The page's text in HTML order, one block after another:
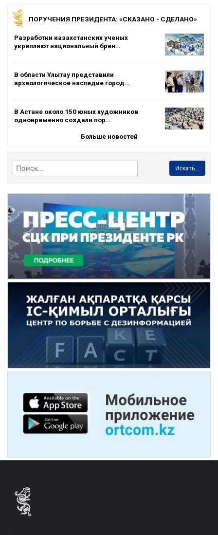
ПОРУЧЕНИЯ ПРЕЗИДЕНТА: «СКАЗАНО - СДЕЛАНО»
Разработки казахстанских ученых
укрепляют национальный брен…
В области Ұлытау представили
археологическое наследие город…
В Астане около 150 юных художников
одновременно создали пор…
Больше новостей
Искать...